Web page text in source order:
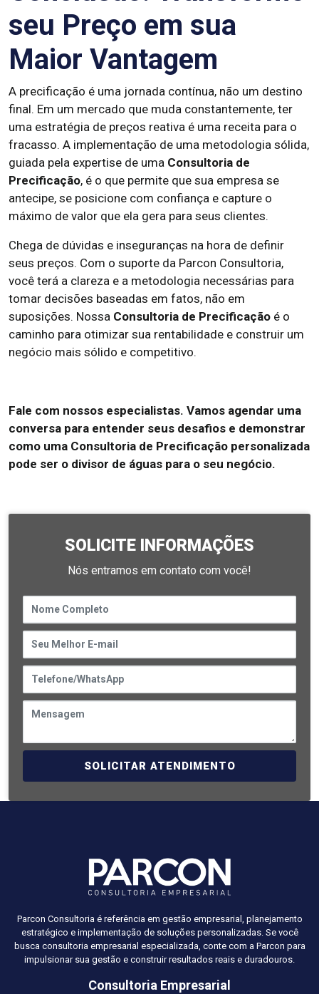
seu Preço em sua
Maior Vantagem
A precificação é uma jornada contínua, não um destino
final. Em um mercado que muda constantemente, ter
uma estratégia de preços reativa é uma receita para o
fracasso. A implementação de uma metodologia sólida,
guiada pela expertise de uma Consultoria de
Precificação, é o que permite que sua empresa se
antecipe, se posicione com confiança e capture o
máximo de valor que ela gera para seus clientes.
Chega de dúvidas e inseguranças na hora de definir
seus preços. Com o suporte da Parcon Consultoria,
você terá a clareza e a metodologia necessárias para
tomar decisões baseadas em fatos, não em
suposições. Nossa Consultoria de Precificação é o
caminho para otimizar sua rentabilidade e construir um
negócio mais sólido e competitivo.
Fale com nossos especialistas. Vamos agendar uma
conversa para entender seus desafios e demonstrar
como uma Consultoria de Precificação personalizada
pode ser o divisor de águas para o seu negócio.
SOLICITE INFORMAÇÕES
Nós entramos em contato com você!
SOLICITAR ATENDIMENTO
Parcon Consultoria é referência em gestão empresarial, planejamento
estratégico e implementação de soluções personalizadas. Se você
busca consultoria empresarial especializada, conte com a Parcon para
impulsionar sua gestão e construir resultados reais e duradouros.
Consultoria Empresarial